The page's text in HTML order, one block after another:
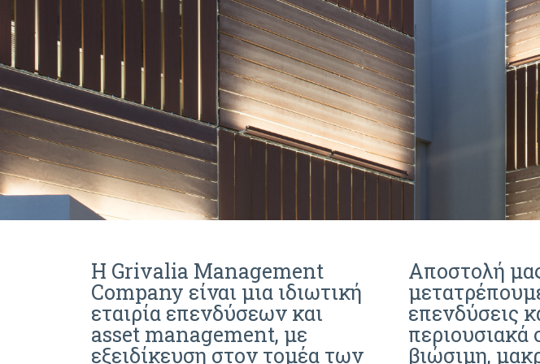
Η Grivalia Management
Company είναι μια ιδιωτική
εταιρία επενδύσεων και
asset management, με
εξειδίκευση στον τομέα των
Aποστολή
επενδύσεις
περιουσιακά
βιώσιμη,